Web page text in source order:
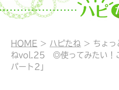
HOME ハピたね
ちょ
ねvol.25 ◎使ってみたい！
パート2」